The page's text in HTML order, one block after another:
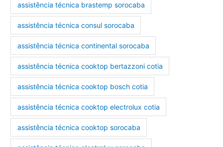
assistência técnica brastemp sorocaba
assistência técnica consul sorocaba
assistência técnica continental sorocaba
assistência técnica cooktop bertazzoni cotia
assistência técnica cooktop bosch cotia
assistência técnica cooktop electrolux cotia
assistência técnica cooktop sorocaba